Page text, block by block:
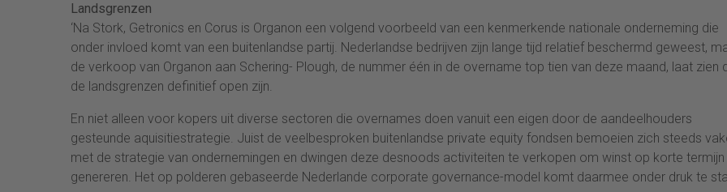
Landsgrenzen
‘Na Stork, Getronics en Corus is Organon een volgend voorbeeld van een kenmerkende nationale onderneming die
onder invloed komt van een buitenlandse partij. Nederlandse bedrijven zijn lange tijd relatief beschermd geweest,
de verkoop van Organon aan Schering- Plough, de nummer één in de overname top tien van deze maand, laat zien
de landsgrenzen definitief open zijn.
En niet alleen voor kopers uit diverse sectoren die overnames doen vanuit een eigen door de aandeelhouders
gesteunde aquisitiestrategie. Juist de veelbesproken buitenlandse private equity fondsen bemoeien zich steeds
met de strategie van ondernemingen en dwingen deze desnoods activiteiten te verkopen om winst op korte termijn
genereren. Het op polderen gebaseerde Nederlande corporate governance-model komt daarmee onder druk te